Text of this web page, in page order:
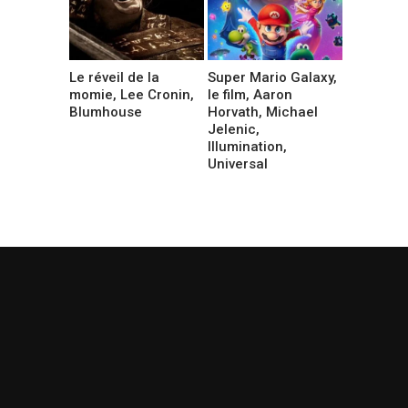
Le réveil de la
momie, Lee Cronin,
Blumhouse
Super Mario Galaxy,
le film, Aaron
Horvath, Michael
Jelenic,
Illumination,
Universal